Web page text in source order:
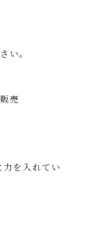
い。
売
力を入れてい